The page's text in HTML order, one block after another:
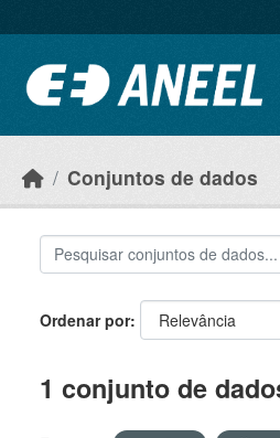
Conjuntos de dados
Ordenar por
1 conjunto de